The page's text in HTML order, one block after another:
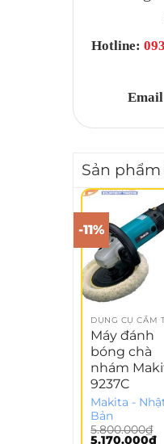
Hotline:
Sản
-11%
DỤNG CỤ CẦM
Máy đánh
bóng chà
nhám
9237C
Makita -
Bản
5.800.000₫
Giá
5.170.000₫